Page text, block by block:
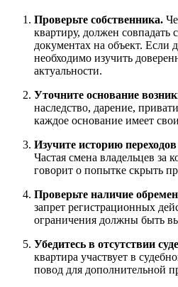
Проверьте собственника.
квартиру, должен совпадать
документах на объект. Если
необходимо изучить
актуальности.
Уточните основание
наследство, дарение,
каждое основание имеет
Изучите историю
Частая смена владельцев за
говорит о попытке скрыть
Проверьте наличие
запрет регистрационных
ограничения должны быть
Убедитесь в отсутствии
квартира участвует в
повод для дополнительной